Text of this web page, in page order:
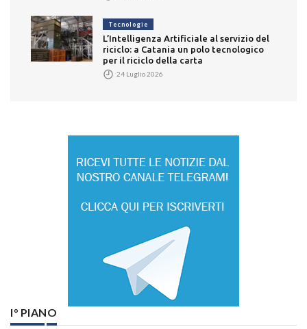
Tecnologie
L’Intelligenza Artificiale al servizio del
riciclo: a Catania un polo tecnologico
per il riciclo della carta
24 Luglio 2026
I° PIANO